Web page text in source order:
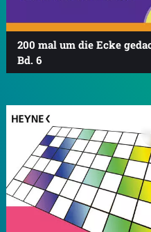
200 mal um die Ecke
Bd. 6